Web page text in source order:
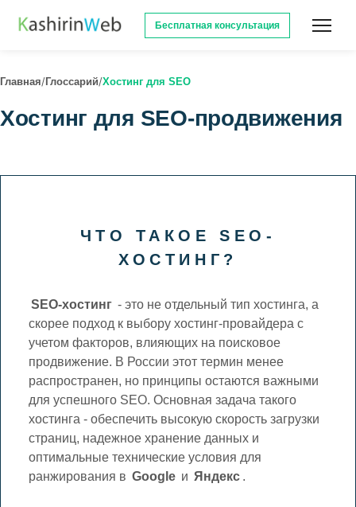
Бесплатная консультация
Главная/Глоссарий/Хостинг для SEO
Хостинг для SEO-продвижения
ЧТО ТАКОЕ SEO-
ХОСТИНГ?
SEO-хостинг - это не отдельный тип хостинга, а
скорее подход к выбору хостинг-провайдера с
учетом факторов, влияющих на поисковое
продвижение. В России этот термин менее
распространен, но принципы остаются важными
для успешного SEO. Основная задача такого
хостинга - обеспечить высокую скорость загрузки
страниц, надежное хранение данных и
оптимальные технические условия для
ранжирования в Google и Яндекс .